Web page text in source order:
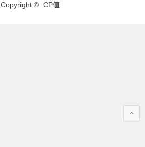
Copyright © CP值